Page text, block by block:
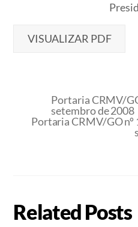
VISUALIZAR PDF
Portaria CRMV/
setembro de 2008
Portaria CRMV/GO nº
Related Posts